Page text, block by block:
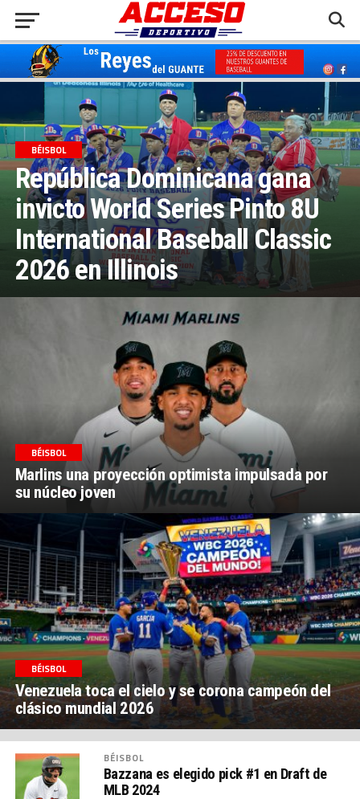
BÉISBOL
República Dominicana gana
invicto World Series Pinto 8U
International Baseball Classic
2026 en Illinois
BÉISBOL
Marlins una proyección optimista impulsada por
su núcleo joven
BÉISBOL
Venezuela toca el cielo y se corona campeón del
clásico mundial 2026
BÉISBOL
Bazzana es elegido pick #1 en Draft de
MLB 2024